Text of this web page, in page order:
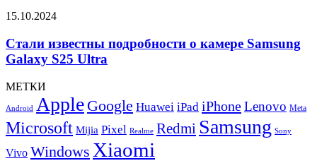
Galaxy
в
следующем
обновлении
Стали
подробности
о
камере
Galaxy
S25
15.10.2024
Стали известны подробности о камере Samsung
Galaxy S25 Ultra
МЕТКИ
Android Apple Google Huawei iPad iPhoneLenovo Meta
Microsoft Mijia Pixel Realme Redmi Samsung Sony
Vivo Windows Xiaomi